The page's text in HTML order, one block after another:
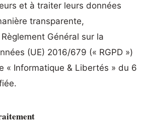
et à traiter leurs données
transparente,
Général sur la
(UE) 2016/679 (« RGPD »)
« Informatique & Libertés » du 6